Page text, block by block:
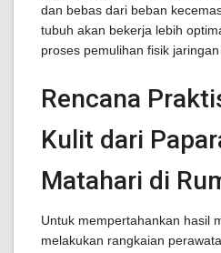
dan bebas dari beban
tubuh akan bekerja lebih
proses pemulihan fisik
Rencana
Kulit dari
Matahari di
Untuk mempertahankan hasil
melakukan rangkaian